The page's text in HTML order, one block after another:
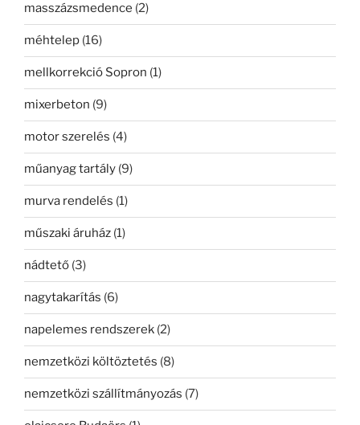
masszázsmedence (2)
méhtelep (16)
mellkorrekció Sopron (1)
mixerbeton (9)
motor szerelés (4)
műanyag tartály (9)
murva rendelés (1)
műszaki áruház (1)
nádtető (3)
nagytakarítás (6)
napelemes rendszerek (2)
nemzetközi költöztetés (8)
nemzetközi szállítmányozás (7)